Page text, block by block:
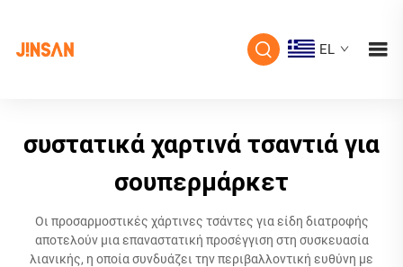
EL
συστατικά χαρτινά τσαντιά για
σουπερμάρκετ
Οι προσαρμοστικές χάρτινες τσάντες για είδη διατροφής
αποτελούν μια επαναστατική προσέγγιση στη συσκευασία
λιανικής, η οποία συνδυάζει την περιβαλλοντική ευθύνη με